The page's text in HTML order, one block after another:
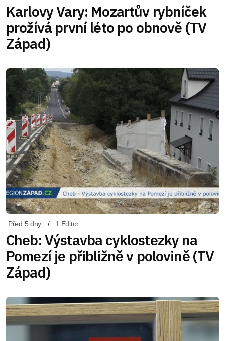
Karlovy Vary: Mozartův rybníček
prožívá první léto po obnově (TV
Západ)
Před 5 dny 1 Editor
Cheb: Výstavba cyklostezky na
Pomezí je přibližně v polovině (TV
Západ)